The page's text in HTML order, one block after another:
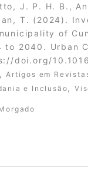
J. P. H. B.,
T. (2024).
of
to 2040. Urban
doi.org/
Artigos em
e Inclusão ,